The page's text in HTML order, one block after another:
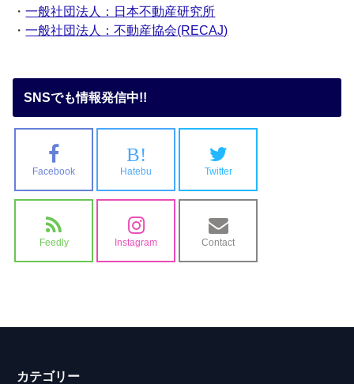
・一般社団法人：日本不動産研究所
・一般社団法人：不動産協会(RECAJ)
SNSでも情報発信中!!
Facebook
B!
Hatebu Twitter
Feedly Instagram Contact
カテゴリー